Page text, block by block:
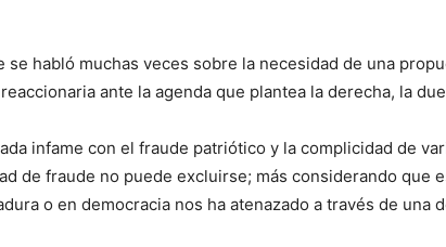
muchas veces sobre la necesidad de una
ante la agenda que plantea la derecha, la
con el fraude patriótico y la complicidad de
de fraude no puede excluirse; más considerando
o en democracia nos ha atenazado a través de una